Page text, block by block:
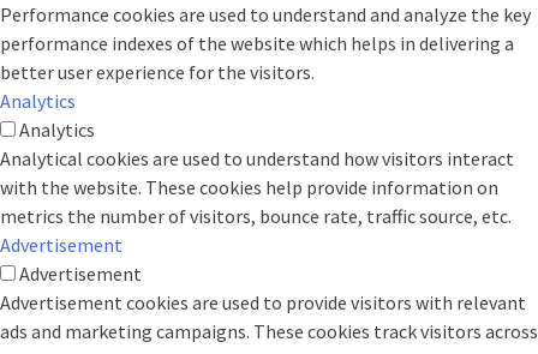
Performance cookies are used to understand and analyze the key
performance indexes of the website which helps in delivering a
better user experience for the visitors.
Analytics
Analytics
Analytical cookies are used to understand how visitors interact
with the website. These cookies help provide information on
metrics the number of visitors, bounce rate, traffic source, etc.
Advertisement
Advertisement
Advertisement cookies are used to provide visitors with relevant
ads and marketing campaigns. These cookies track visitors across